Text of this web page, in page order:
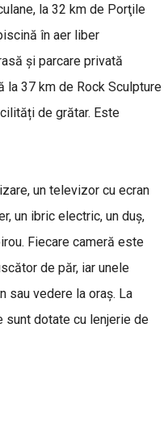
la 32 km de Porţile
în aer liber
și parcare privată
la 37 km de Rock Sculpture
de grătar. Este
un televizor cu ecran
un ibric electric, un duș,
Fiecare cameră este
de păr, iar unele
sau vedere la oraș. La
sunt dotate cu lenjerie de